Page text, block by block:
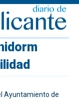
Ayuntamiento de